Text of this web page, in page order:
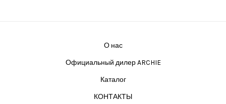
О нас
Официальный дилер ARCHIE
Каталог
КОНТАКТЫ